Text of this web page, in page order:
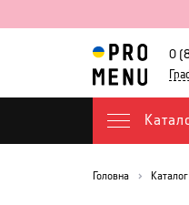
0
Головна Каталог